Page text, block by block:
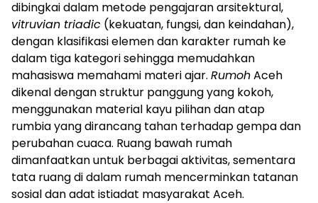
dibingkai dalam metode pengajaran arsitektural,
vitruvian triadic (kekuatan, fungsi, dan keindahan),
dengan klasifikasi elemen dan karakter rumah ke
dalam tiga kategori sehingga memudahkan
mahasiswa memahami materi ajar. RumohAceh
dikenal dengan struktur panggung yang kokoh,
menggunakan material kayu pilihan dan atap
rumbia yang dirancang tahan terhadap gempa dan
perubahan cuaca. Ruang bawah rumah
dimanfaatkan untuk berbagai aktivitas, sementara
tata ruang di dalam rumah mencerminkan tatanan
sosial dan adat istiadat masyarakat Aceh.